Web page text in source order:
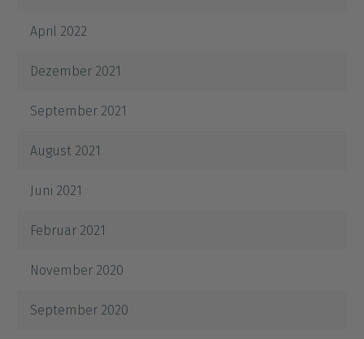
April 2022
Dezember 2021
September 2021
August 2021
Juni 2021
Februar 2021
November 2020
September 2020